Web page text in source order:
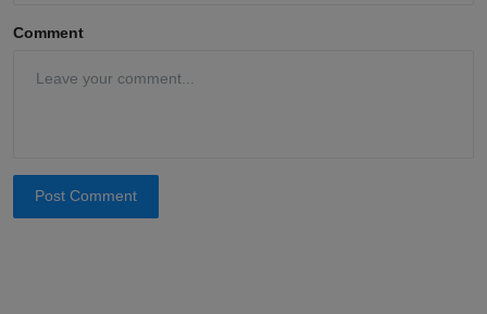
Comment
Post Comment